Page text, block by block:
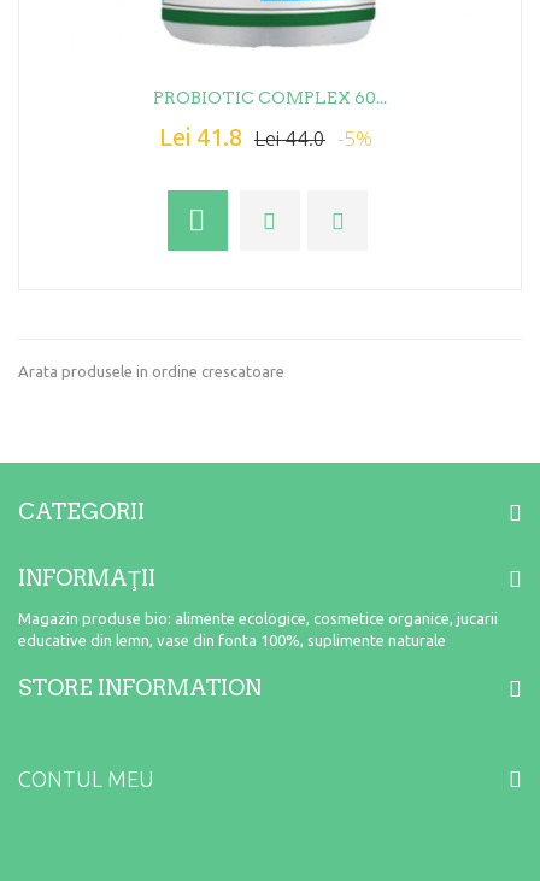
PROBIOTIC COMPLEX 60...
Lei 41.8 Lei 44.0 -5%
Arata produsele in ordine crescatoare
CATEGORII
INFORMAŢII
Magazin produse bio: alimente ecologice, cosmetice organice, jucarii
educative din lemn, vase din fonta 100%, suplimente naturale
STORE INFORMATION
CONTUL MEU